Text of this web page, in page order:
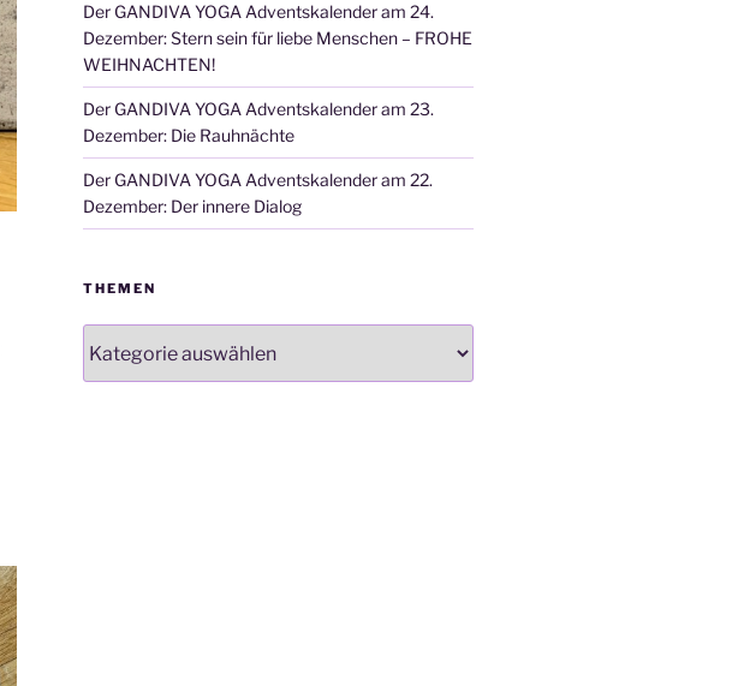
Der GANDIVA YOGA Adventskalender am 24.
Dezember: Stern sein für liebe Menschen – FROHE
WEIHNACHTEN!
Der GANDIVA YOGA Adventskalender am 23.
Dezember: Die Rauhnächte
Der GANDIVA YOGA Adventskalender am 22.
Dezember: Der innere Dialog
THEMEN